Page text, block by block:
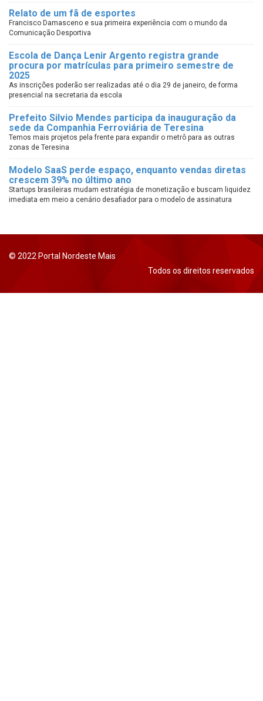
Relato de um fã de esportes
Francisco Damasceno e sua primeira experiência com o mundo da
Comunicação Desportiva
Escola de Dança Lenir Argento registra grande
procura por matrículas para primeiro semestre de
2025
As inscrições poderão ser realizadas até o dia 29 de janeiro, de forma
presencial na secretaria da escola
Prefeito Silvio Mendes participa da inauguração da
sede da Companhia Ferroviária de Teresina
Temos mais projetos pela frente para expandir o metrô para as outras
zonas de Teresina
Modelo SaaS perde espaço, enquanto vendas diretas
crescem 39% no último ano
Startups brasileiras mudam estratégia de monetização e buscam liquidez
imediata em meio a cenário desafiador para o modelo de assinatura
© 2022 Portal Nordeste Mais
Todos os direitos reservados